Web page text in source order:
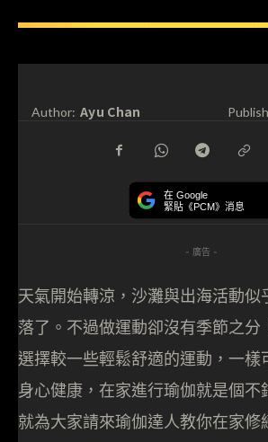
Author: Ayu Chan
在 Google
緊貼《PCM》消息
- 廣告 -
天氣開始轉涼，沙灘與出海活動似
落了。不過做運動卻沒有季節之分
選擇較一些輕鬆舒適的運動，一
身心健康，在家進行瑜伽就是個不
就為大家請來瑜伽達人教你在家修